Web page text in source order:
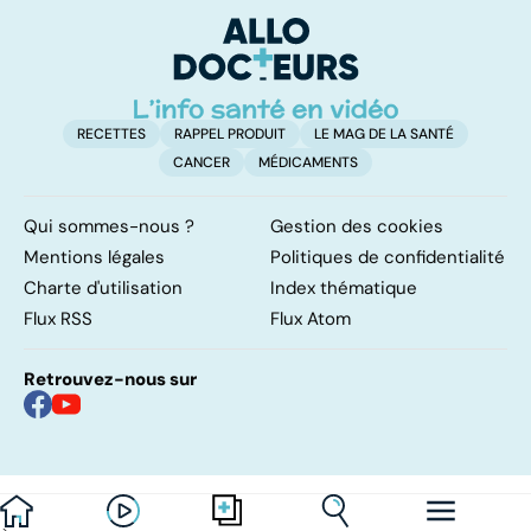
RECETTES RAPPEL PRODUIT
LE MAG DE LA SANTÉ
CANCER
MÉDICAMENTS
Qui sommes-nous ?
Gestion des cookies
Mentions légales
Politiques de confidentialité
Charte d'utilisation
Index thématique
Flux RSS
Flux Atom
Retrouvez-nous sur